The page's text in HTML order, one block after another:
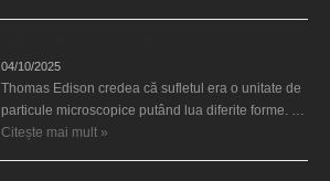
04/10/2025
Thomas Edison credea că sufletul era o unitate de
particule microscopice putând lua diferite forme. …
Citește mai mult »